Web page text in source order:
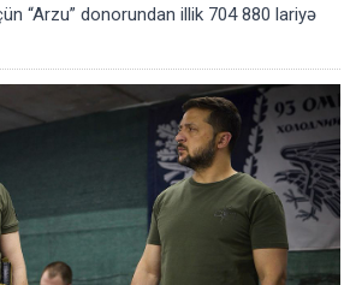
“Arzu” donorundan illik 704 880 lariyə